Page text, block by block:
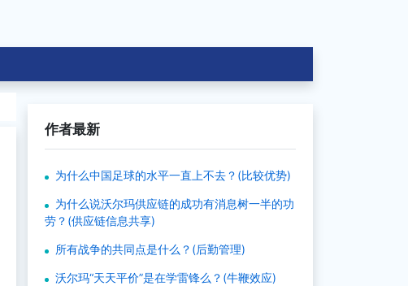
作者最新
为什么中国足球的水平一直上不去？(比较优势)
为什么说沃尔玛供应链的成功有消息树一半的功
劳？(供应链信息共享)
所有战争的共同点是什么？(后勤管理)
沃尔玛“天天平价”是在学雷锋么？(牛鞭效应)